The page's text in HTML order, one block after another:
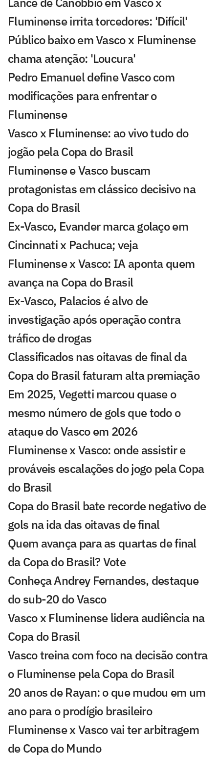
Fluminense irrita torcedores: 'Difícil'
Público baixo em Vasco x Fluminense
chama atenção: 'Loucura'
Pedro Emanuel define Vasco com
modificações para enfrentar o
Fluminense
Vasco x Fluminense: ao vivo tudo do
jogão pela Copa do Brasil
Fluminense e Vasco buscam
protagonistas em clássico decisivo na
Copa do Brasil
Ex-Vasco, Evander marca golaço em
Cincinnati x Pachuca; veja
Fluminense x Vasco: IA aponta quem
avança na Copa do Brasil
Ex-Vasco, Palacios é alvo de
investigação após operação contra
tráfico de drogas
Classificados nas oitavas de final da
Copa do Brasil faturam alta premiação
Em 2025, Vegetti marcou quase o
mesmo número de gols que todo o
ataque do Vasco em 2026
Fluminense x Vasco: onde assistir e
prováveis escalações do jogo pela Copa
do Brasil
Copa do Brasil bate recorde negativo de
gols na ida das oitavas de final
Quem avança para as quartas de final
da Copa do Brasil? Vote
Conheça Andrey Fernandes, destaque
do sub-20 do Vasco
Vasco x Fluminense lidera audiência na
Copa do Brasil
Vasco treina com foco na decisão contra
o Fluminense pela Copa do Brasil
20 anos de Rayan: o que mudou em um
ano para o prodígio brasileiro
Fluminense x Vasco vai ter arbitragem
de Copa do Mundo